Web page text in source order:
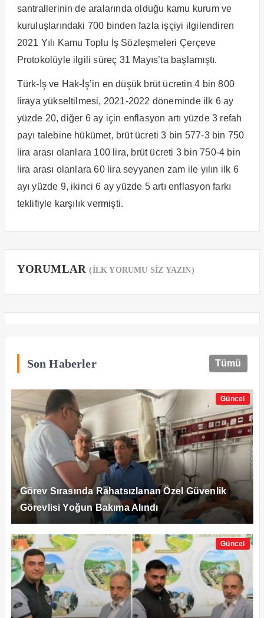
santrallerinin de aralarında olduğu kamu kurum ve
kuruluşlarındaki 700 binden fazla işçiyi ilgilendiren
2021 Yılı Kamu Toplu İş Sözleşmeleri Çerçeve
Protokolüyle ilgili süreç 31 Mayıs’ta başlamıştı.
Türk-İş ve Hak-İş’in en düşük brüt ücretin 4 bin 800
liraya yükseltilmesi, 2021-2022 döneminde ilk 6 ay
yüzde 20, diğer 6 ay için enflasyon artı yüzde 3 refah
payı talebine hükümet, brüt ücreti 3 bin 577-3 bin 750
lira arası olanlara 100 lira, brüt ücreti 3 bin 750-4 bin
lira arası olanlara 60 lira seyyanen zam ile yılın ilk 6
ayı yüzde 9, ikinci 6 ay yüzde 5 artı enflasyon farkı
teklifiyle karşılık vermişti.
YORUMLAR(İLK YORUMU SİZ YAZIN)
Son Haberler Tümü
Güncel
Görev Sırasında Rahatsızlanan Özel Güvenlik
Görevlisi Yoğun Bakıma Alındı
Güncel